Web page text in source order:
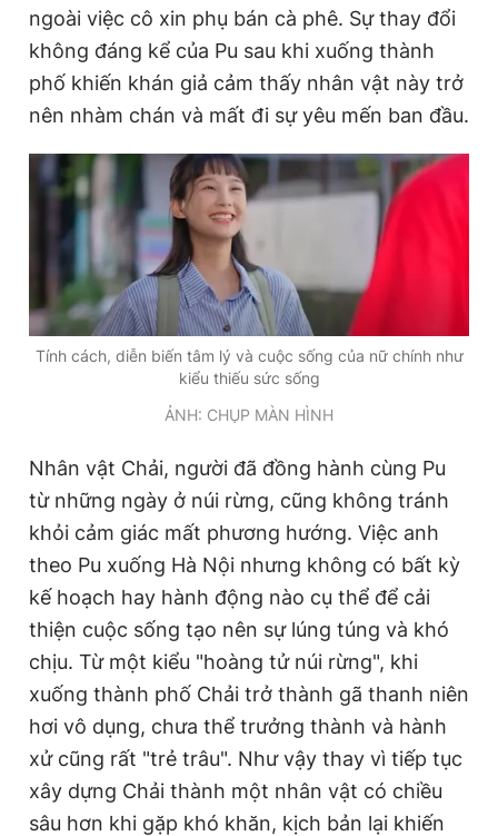
ngoài việc cô xin phụ bán cà phê. Sự thay đổi
không đáng kể của Pu sau khi xuống thành
phố khiến khán giả cảm thấy nhân vật này trở
nên nhàm chán và mất đi sự yêu mến ban đầu.
Tính cách, diễn biến tâm lý và cuộc sống của nữ chính như
kiểu thiếu sức sống
ẢNH: CHỤP MÀN HÌNH
Nhân vật Chải, người đã đồng hành cùng Pu
từ những ngày ở núi rừng, cũng không tránh
khỏi cảm giác mất phương hướng. Việc anh
theo Pu xuống Hà Nội nhưng không có bất kỳ
kế hoạch hay hành động nào cụ thể để cải
thiện cuộc sống tạo nên sự lúng túng và khó
chịu. Từ một kiểu "hoàng tử núi rừng", khi
xuống thành phố Chải trở thành gã thanh niên
hơi vô dụng, chưa thể trưởng thành và hành
xử cũng rất "trẻ trâu". Như vậy thay vì tiếp tục
xây dựng Chải thành một nhân vật có chiều
sâu hơn khi gặp khó khăn, kịch bản lại khiến